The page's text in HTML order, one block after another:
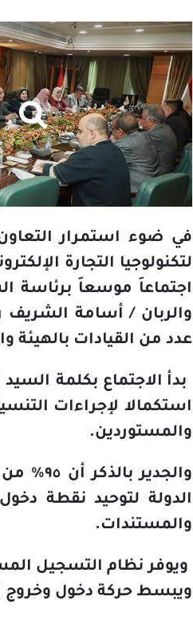
في ضوء استمرار التعاون
لتكنولوجيا التجارة
اجتماعاَ موسعاَ برئاسة
والربان / أسامة الشريف
عدد من القيادات بالهيئة
بدأ الاجتماع بكلمة
استكمالا لإجراءات
والمستوردين.
الدولة لتوحيد نقطة
والمستندات.
ويوفر نظام التسجيل
ويبسط حركة دخول وخروج